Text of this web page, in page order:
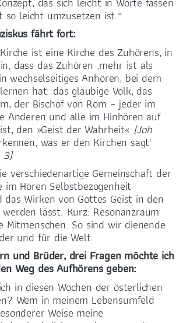
so leicht umzusetzen ist.“
fährt fort:
ist eine Kirche des Zuhörens, in
dass das Zuhören ‚mehr ist als
wechselseitiges Anhören, bei dem
hat: das gläubige Volk, das
der Bischof von Rom – jeder im
Anderen und alle im Hinhören auf
den »Geist der Wahrheit« (Joh
was er den Kirchen sagt‘
3)
verschiedenartige Gemeinschaft der
im Hören Selbstbezogenheit
Wirken von Gottes Geist in den
lässt. Kurz: Resonanzraum
So sind wir dienende
und für die Welt.
und Brüder, drei Fragen möchte ich
Weg des Aufhörens geben:
in diesen Wochen der österlichen
Wem in meinem Lebensumfeld
Weise meine